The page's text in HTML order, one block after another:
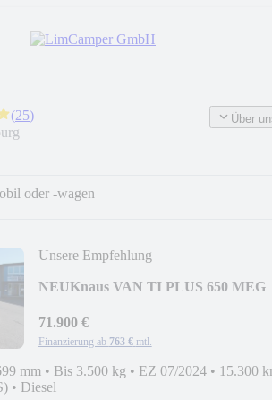
(25)
Über
oder -wagen
Unsere Empfehlung
NEUKnaus VAN TI PLUS 650 MEG
71.900 €
Finanzierung ab 763 € mtl.
mm • Bis 3.500 kg • EZ 07/2024 • 15.300
• Diesel